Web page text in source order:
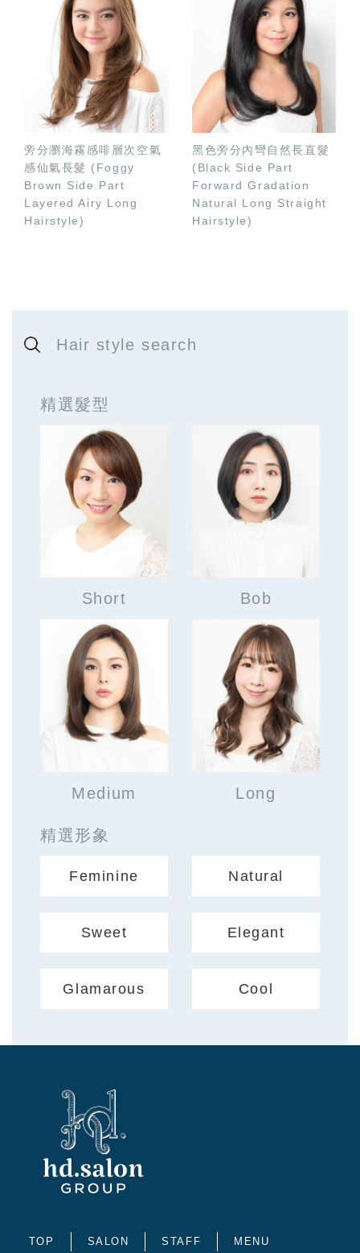
旁分瀏海霧感啡層次空氣
感仙氣長髮 (Foggy
Brown Side Part
Layered Airy Long
Hairstyle)
黑色旁分內彎自然長直髮
(Black Side Part
Forward Gradation
Natural Long Straight
Hairstyle)
Hair style search
精選髮型
Short Bob
Medium Long
精選形象
Feminine Natural
Sweet Elegant
Glamarous Cool
TOP SALON STAFF MENU